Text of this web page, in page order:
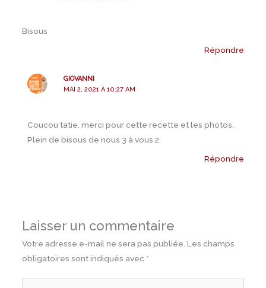
Bisous
Répondre
GIOVANNI
MAI 2, 2021 À 10:27 AM
Coucou tatie, merci pour cette recette et les photos.
Plein de bisous de nous 3 à vous 2.
Répondre
Laisser un commentaire
Votre adresse e-mail ne sera pas publiée. Les champs
obligatoires sont indiqués avec *